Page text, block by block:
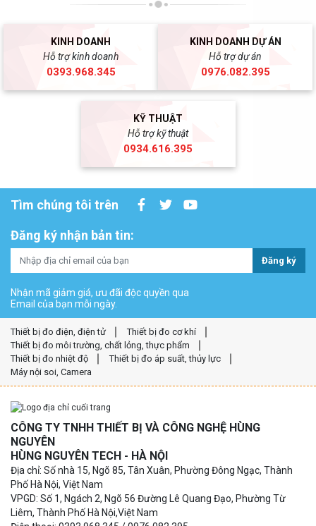
KINH DOANH
Hỗ trợ kinh doanh
0393.968.345
KINH DOANH DỰ ÁN
Hỗ trợ dự án
0976.082.395
KỸ THUẬT
Hỗ trợ kỹ thuật
0934.616.395
Tìm chúng tôi trên
Đăng ký nhận bản tin:
Đăng ký
Nhận mã giảm giá, ưu đãi độc quyền qua
Email của bạn mỗi ngày.
Thiết bị đo điện, điện tử
Thiết bị đo cơ khí
Thiết bị đo môi trường, chất lỏng, thực phẩm
Thiết bị đo nhiệt độ
Thiết bị đo áp suất, thủy lực
Máy nội soi, Camera
CÔNG TY TNHH THIẾT BỊ VÀ CÔNG NGHỆ HÙNG
NGUYÊN
HÙNG NGUYÊN TECH - HÀ NỘI
Địa chỉ: Số nhà 15, Ngõ 85, Tân Xuân, Phường Đông Ngạc, Thành
Phố Hà Nội, Việt Nam
VPGD: Số 1, Ngách 2, Ngõ 56 Đường Lê Quang Đạo, Phường Từ
Liêm, Thành Phố Hà Nội,Việt Nam